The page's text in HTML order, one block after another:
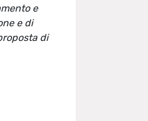
e
e di
di